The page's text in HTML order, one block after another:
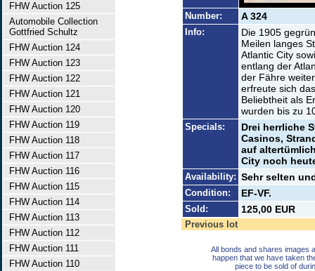
FHW Auction 125
Automobile Collection
Gottfried Schultz
FHW Auction 124
FHW Auction 123
FHW Auction 122
FHW Auction 121
FHW Auction 120
FHW Auction 119
FHW Auction 118
FHW Auction 117
FHW Auction 116
FHW Auction 115
FHW Auction 114
FHW Auction 113
FHW Auction 112
FHW Auction 111
FHW Auction 110
Number: A 324
Info:
Die 1905
Meilen langes
Atlantic City
entlang der
der Fähre
erfreute sich
Beliebtheit als
wurden bis zu
Specials:
Drei herrliche
Casinos,
auf
City noch
Availability: Sehr selten
Condition: EF-VF.
Sold: 125,00 EUR
Previous lot
All bonds and shares images
happen that we have taken
piece to be sold of